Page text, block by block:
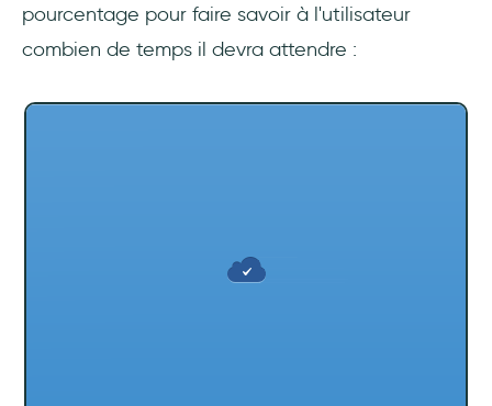
pourcentage pour faire savoir à l'utilisateur
combien de temps il devra attendre :